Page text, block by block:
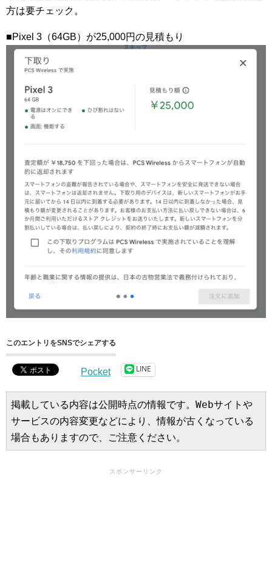
方は要チェック。
■Pixel 3（64GB）が25,000円の見積もり
このエントリをSNSでシェアする
Pocket LINE
掲載している内容は公開時点の情報です。Webサイトや
サービスの内容変更などにより、情報が古くなっている
場合もありますので、ご注意ください。
スポンサーリンク